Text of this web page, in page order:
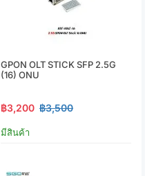
GPON OLT STICK SFP 2.5G
(16) ONU
฿3,200 ฿3,500
มีสินค้า